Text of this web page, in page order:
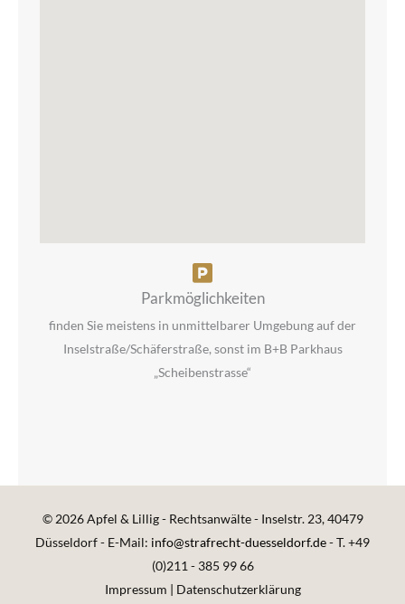
Parkmöglichkeiten
finden Sie meistens in unmittelbarer Umgebung auf der
Inselstraße/Schäferstraße, sonst im B+B Parkhaus
„Scheibenstrasse“
© 2026 Apfel & Lillig - Rechtsanwälte - Inselstr. 23, 40479
Düsseldorf - E-Mail: info@strafrecht-duesseldorf.de- T. +49
(0)211 - 385 99 66
Impressum | Datenschutzerklärung